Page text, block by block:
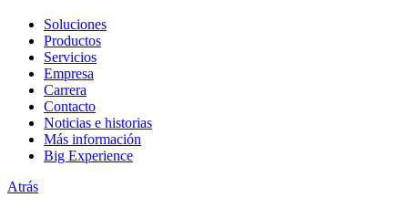
Soluciones
Productos
Servicios
Empresa
Carrera
Contacto
Noticias e historias
Más información
Big Experience
Atrás